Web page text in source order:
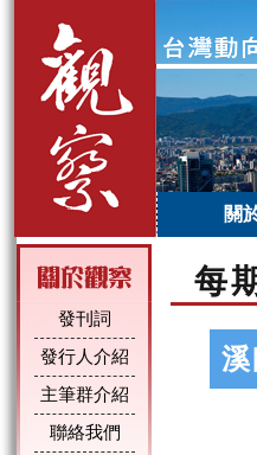
關
發刊詞
發行人介紹
主筆群介紹
聯絡我們
每
溪